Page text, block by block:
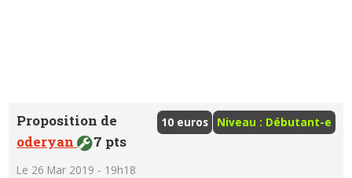
Niveau : Débutant-e
10 euros
Proposition de
oderyan
7 pts
Le 26 Mar 2019 - 19h18